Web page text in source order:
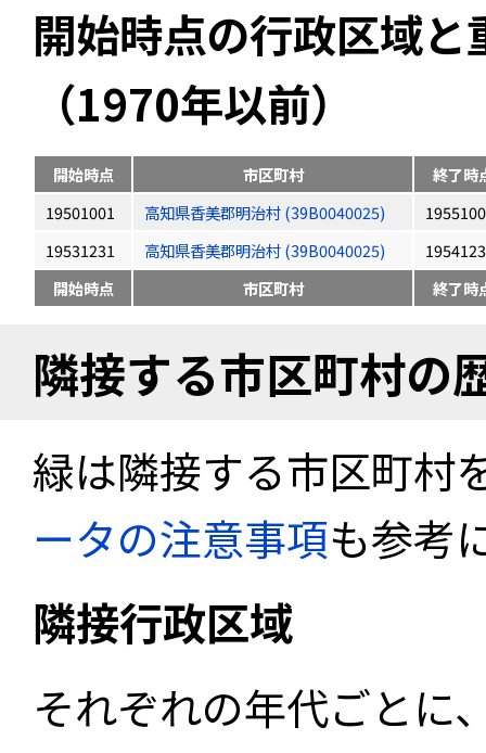
開始時点の行政区域
（1970年以前）
開始時点 市区町村
終了時
19501001
高知県香美郡明治村 (39B0040025)
19531231
高知県香美郡明治村 (39B0040025)
開始時点
市区町村 終了時
隣接する市区町村の
緑は隣接する市区町村
ータの注意事項も参考
隣接行政区域
それぞれの年代ごとに